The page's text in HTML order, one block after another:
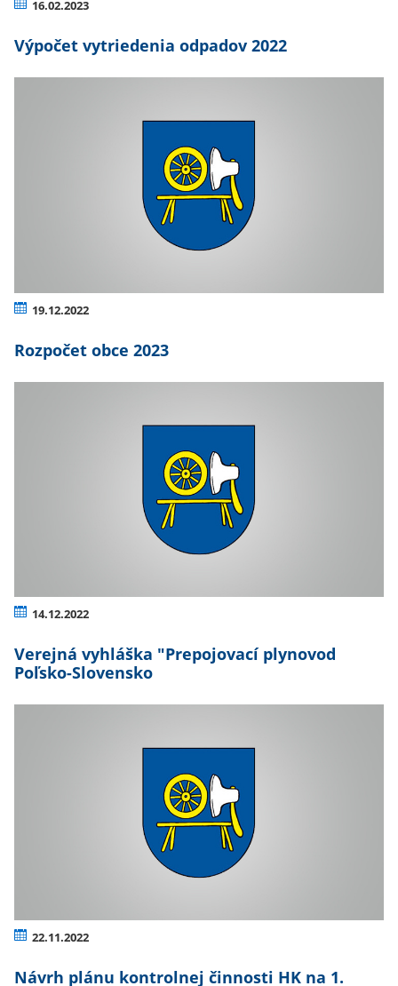
16.02.2023
Výpočet vytriedenia odpadov 2022
19.12.2022
Rozpočet obce 2023
14.12.2022
Verejná vyhláška "Prepojovací plynovod
Poľsko-Slovensko
22.11.2022
Návrh plánu kontrolnej činnosti HK na 1.